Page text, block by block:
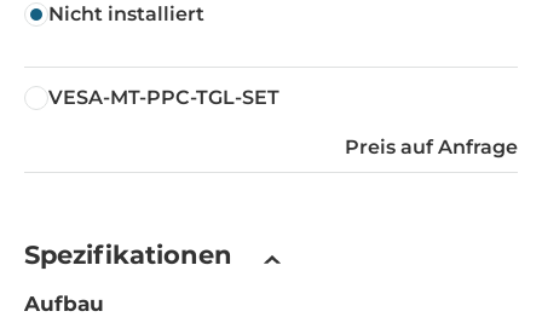
Nicht installiert
VESA-MT-PPC-TGL-SET
Preis auf Anfrage
Spezifikationen
Aufbau